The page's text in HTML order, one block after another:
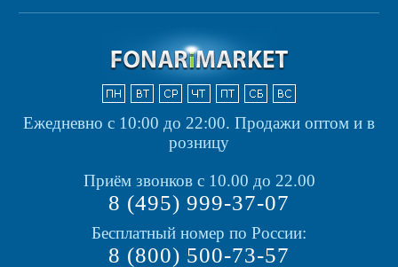
Ежедневно с 10:00 до 22:00. Продажи оптом и в
розницу
Приём звонков с 10.00 до 22.00
8 (495) 999-37-07
Бесплатный номер по России:
8 (800) 500-73-57